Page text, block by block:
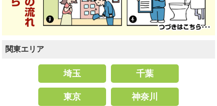
関東エリア
埼玉 千葉
東京 神奈川